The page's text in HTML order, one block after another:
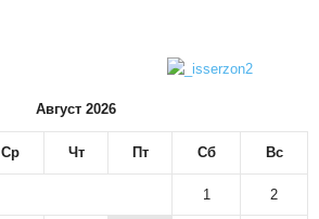
Август 2026
Ср Чт Пт Сб Вс
1 2